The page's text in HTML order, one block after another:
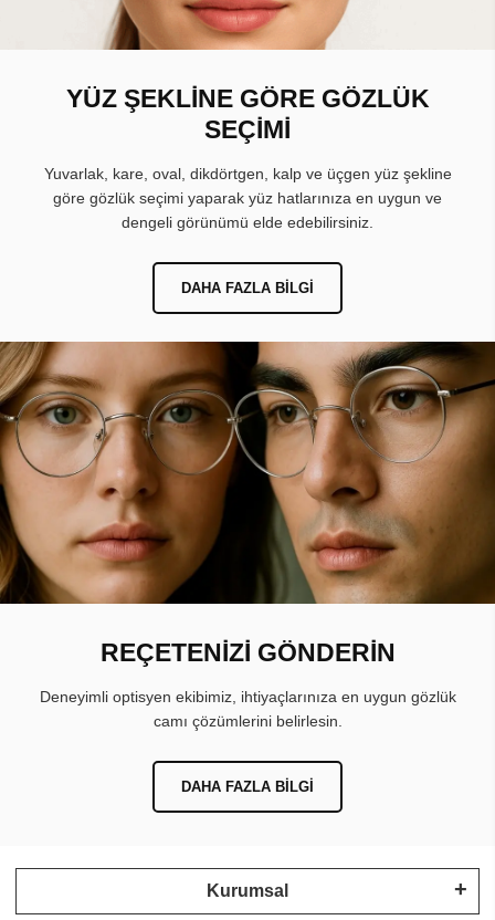
YÜZ ŞEKLİNE GÖRE GÖZLÜK
SEÇİMİ
Yuvarlak, kare, oval, dikdörtgen, kalp ve üçgen yüz şekline
göre gözlük seçimi yaparak yüz hatlarınıza en uygun ve
dengeli görünümü elde edebilirsiniz.
DAHA FAZLA BILGI
REÇETENİZİ GÖNDERİN
Deneyimli optisyen ekibimiz, ihtiyaçlarınıza en uygun gözlük
camı çözümlerini belirlesin.
DAHA FAZLA BILGI
Kurumsal